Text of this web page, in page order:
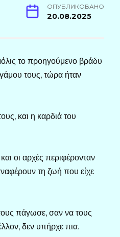
ОПУБЛИКОВАНО
20.08.2025
το προηγούμενο βράδυ
τους, τώρα ήταν
και η καρδιά του
οι αρχές περιφέρονταν
τη ζωή που είχε
πάγωσε, σαν να τους
δεν υπήρχε πια.